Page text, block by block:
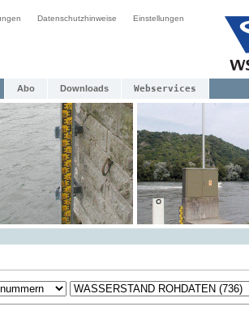
Datenschutzhinweise Einstellungen
Abo Downloads Webservices